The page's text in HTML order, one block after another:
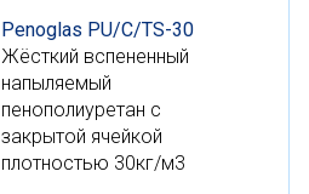
Penoglas PU/C/TS-30
Жёсткий вспененный
напыляемый
пенополиуретан с
закрытой ячейкой
плотностью 30кг/м3